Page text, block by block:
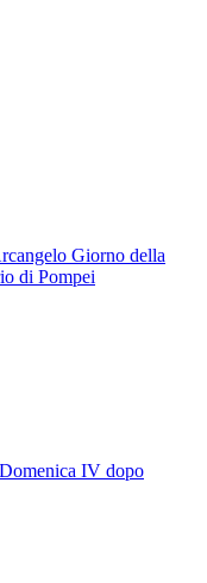
Giorno della
di Pompei
IV dopo